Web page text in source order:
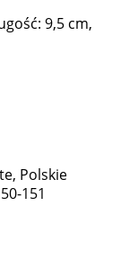
9,5 cm,
Polskie
151